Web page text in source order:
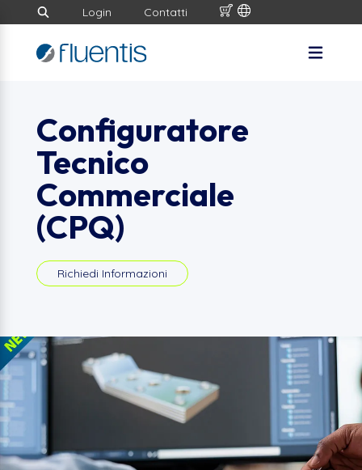
Login Contatti
Configuratore
Tecnico
Commerciale
(CPQ)
Richiedi Informazioni